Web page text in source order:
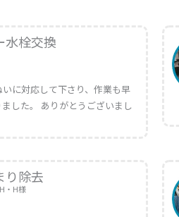
水栓交換
に対応して下さり、作業も早
した。 ありがとうございまし
り除去
・H様